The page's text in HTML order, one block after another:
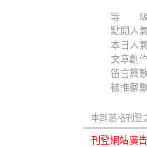
等 級
點閱人
本日人
文章創
留言篇
被推薦
本部落格刊登
刊登網站廣告